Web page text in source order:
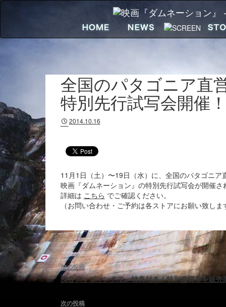
全国のパタゴニア直
特別先行試写会開催
2014.10.16
11月1日（土）〜19日（水）に、全国のパタゴニア
映画『ダムネーション』の特別先行試写会が開催さ
詳細は こちら でご確認ください。
（お問い合わせ・ご予約は各ストアにお願い致しま
投
稿
前の投稿
渋谷アップリンクで、特典付き！特別鑑賞券を販売
次の投稿